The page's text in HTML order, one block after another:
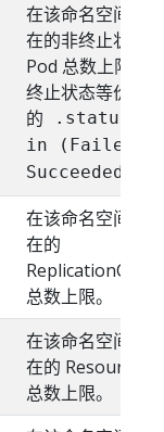
在该命名空间中
在的非终止状态的
Pod 总数上限。
终止状态等价于
的
in (Failed,
Succeeded)
在该命名空间中
在的
总数上限。
在该命名空间中
在的
总数上限。